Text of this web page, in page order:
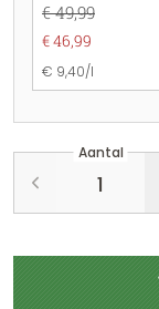
€ 49,99
€ 46,99
€ 9,40/l
Aantal